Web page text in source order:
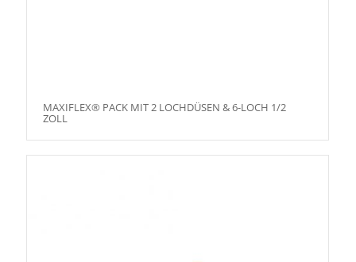
MAXIFLEX® PACK MIT 2 LOCHDÜSEN & 6-LOCH 1/2
ZOLL